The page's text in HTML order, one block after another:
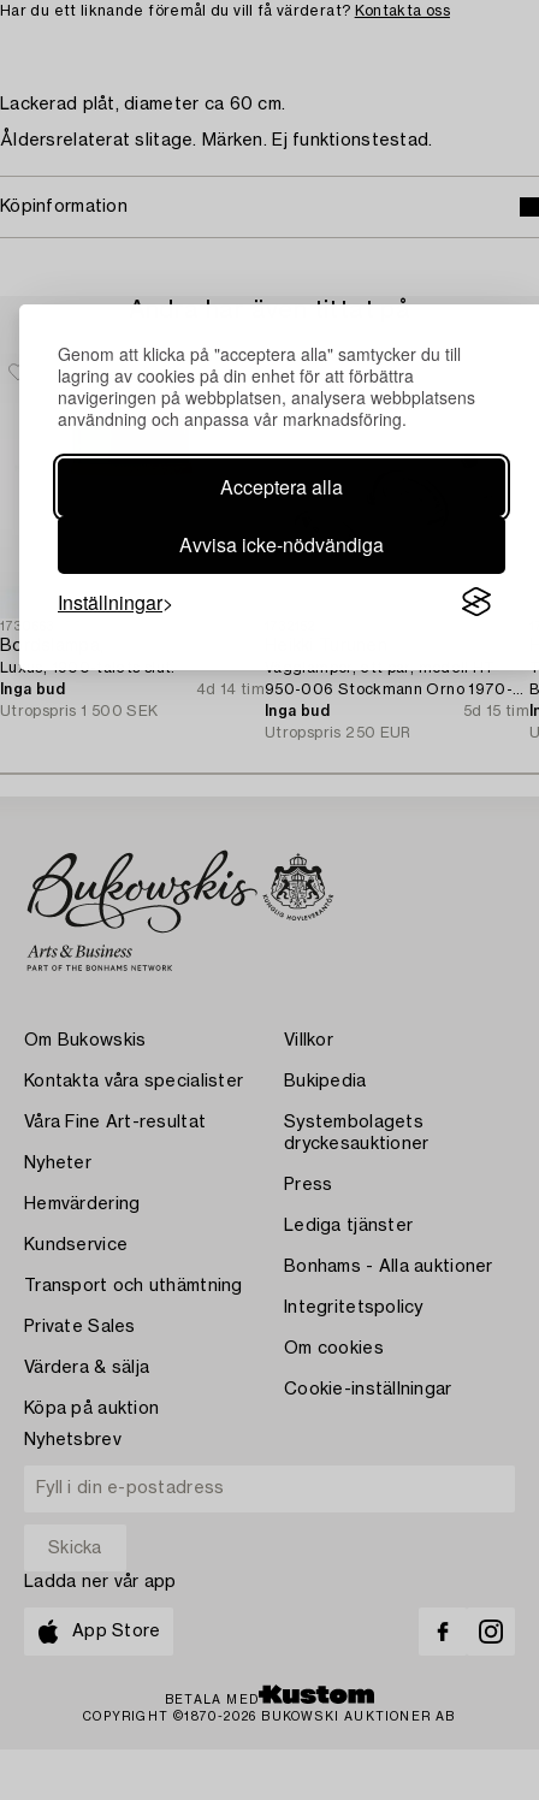
Genom att klicka på "acceptera alla" samtycker du till
lagring av cookies på din enhet för att förbättra
navigeringen på webbplatsen, analysera webbplatsens
användning och anpassa vår marknadsföring.
Acceptera alla
Avvisa icke-nödvändiga
Inställningar
Har du ett liknande föremål du vill få värderat? Kontakta oss
Lackerad plåt, diameter ca 60 cm.
Åldersrelaterat slitage. Märken. Ej funktionstestad.
Köpinformation
Andra har även tittat på
1730663
Bordslampa,
Luxus, 1900-talets slut.
Inga bud
4d 14 tim
Utropspris 1 500 SEK
Vägglampor, ett par, modell HT
950-006 Stockmann Orno 1970-
tal.
Inga bud
5d 15 tim
Utropspris 250 EUR
Om Bukowskis
Kontakta våra specialister
Våra Fine Art-resultat
Nyheter
Hemvärdering
Kundservice
Transport och uthämtning
Private Sales
Värdera & sälja
Köpa på auktion
Villkor
Bukipedia
Systembolagets
dryckesauktioner
Press
Lediga tjänster
Bonhams - Alla auktioner
Integritetspolicy
Om cookies
Cookie-inställningar
Nyhetsbrev
Ladda ner vår app
App Store
BETALA MED
COPYRIGHT ©1870-2026 BUKOWSKI AUKTIONER AB